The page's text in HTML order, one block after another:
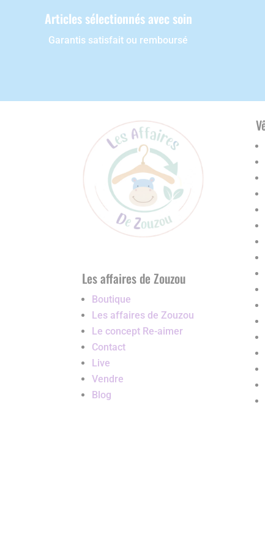
Articles sélectionnés avec soin
Garantis satisfait ou remboursé
Les affaires de Zouzou
Boutique
Les affaires de Zouzou
Le concept Re-aimer
Contact
Live
Vendre
Blog